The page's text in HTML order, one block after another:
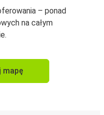
– ponad
na całym
mapę